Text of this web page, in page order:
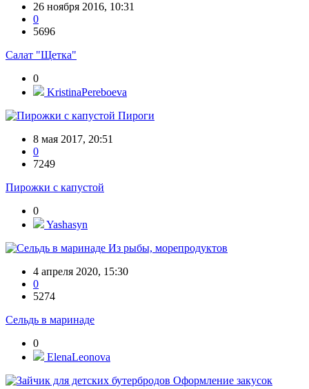
26 ноября 2016, 10:31
0
5696
Салат "Щетка"
0
KristinaPereboeva
Пироги
8 мая 2017, 20:51
0
7249
Пирожки с капустой
0
Yashasyn
Из рыбы, морепродуктов
4 апреля 2020, 15:30
0
5274
Сельдь в маринаде
0
ElenaLeonova
Оформление закусок